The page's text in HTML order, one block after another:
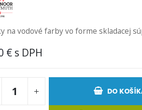
na vodové farby vo forme skladacej
€
DO